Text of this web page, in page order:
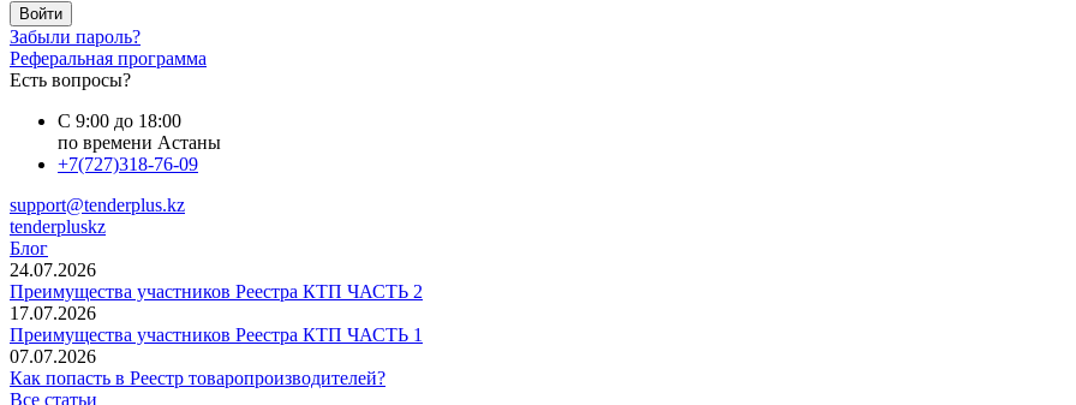
Войти
Забыли пароль?
Реферальная программа
Есть вопросы?
С 9:00 до 18:00
по времени Астаны
+7(727)318-76-09
support@tenderplus.kz
tenderpluskz
Блог
24.07.2026
Преимущества участников Реестра КТП ЧАСТЬ 2
17.07.2026
Преимущества участников Реестра КТП ЧАСТЬ 1
07.07.2026
Как попасть в Реестр товаропроизводителей?
Все статьи